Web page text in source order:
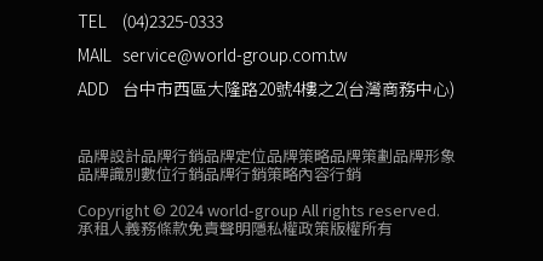
TEL
(04)2325-0333
MAIL
service@world-group.com.tw
ADD
台中市西區大隆路20號4樓之2(台灣商務中心)
品牌設計品牌行銷品牌定位品牌策略品牌策劃品牌形象
品牌識別數位行銷品牌行銷策略內容行銷
Copyright © 2024 world-group All rights reserved.
承租人義務條款免責聲明隱私權政策版權所有